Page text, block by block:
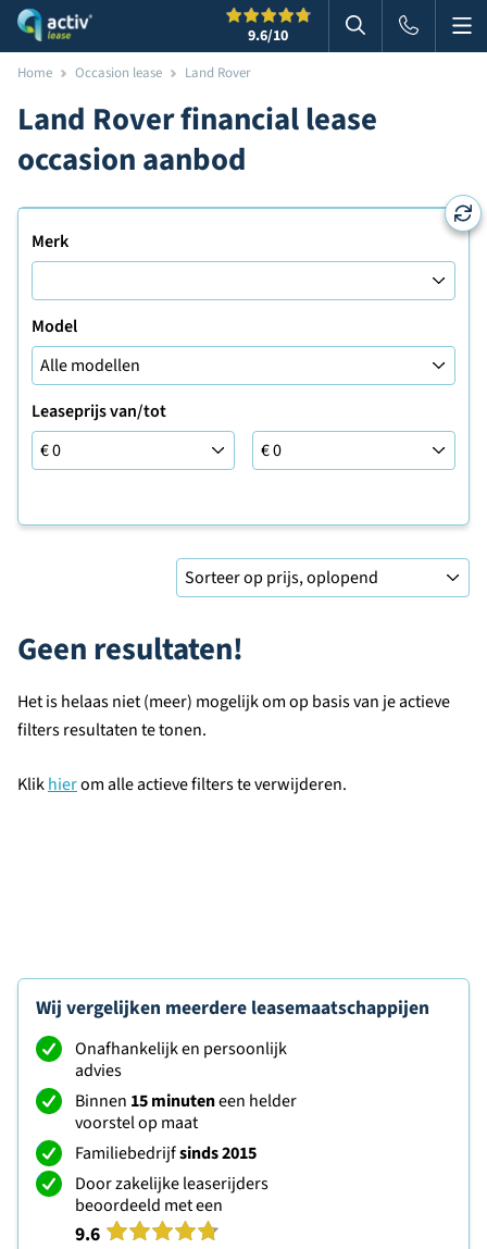
9.6/10 Zoeken in
Home Occasion lease Land Rover
Land Rover financial lease
occasion aanbod
Merk
Model
Leaseprijs van/tot
Leaseprijs tot
Geen resultaten!
Het is helaas niet (meer) mogelijk om op basis van je actieve
filters resultaten te tonen.
Klikhierom alle actieve filters te verwijderen.
Wij vergelijken meerdere leasemaatschappijen
Onafhankelijk en persoonlijk
advies
Binnen 15 minuteneen helder
voorstel op maat
Familiebedrijfsinds 2015
Door zakelijke leaserijders
beoordeeld met een
9.6